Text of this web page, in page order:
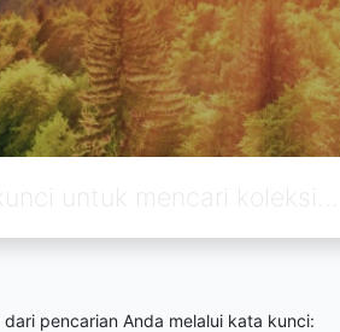
dari pencarian Anda melalui kata kunci: